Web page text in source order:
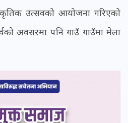
उत्सवको आयोजना गरिएको
अवसरमा पनि गाउँ गाउँमा मेला